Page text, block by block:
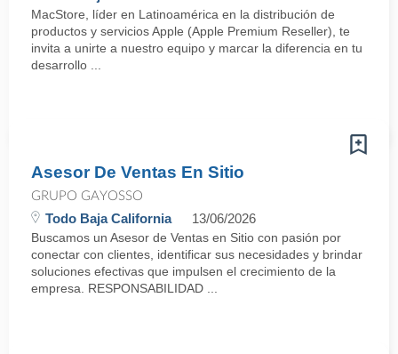
MacStore, líder en Latinoamérica en la distribución de
productos y servicios Apple (Apple Premium Reseller), te
invita a unirte a nuestro equipo y marcar la diferencia en tu
desarrollo ...
Asesor De Ventas En Sitio
GRUPO GAYOSSO
Todo Baja California 13/06/2026
Buscamos un Asesor de Ventas en Sitio con pasión por
conectar con clientes, identificar sus necesidades y brindar
soluciones efectivas que impulsen el crecimiento de la
empresa. RESPONSABILIDAD ...